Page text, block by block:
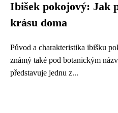
Ibišek pokojový: Jak
krásu doma
Původ a charakteristika ibišku
známý také pod botanickým
představuje jednu z...